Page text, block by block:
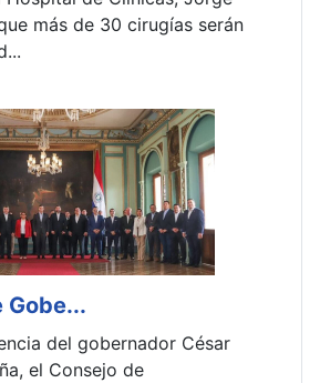
de 30 cirugías serán
gobernador César
Consejo de